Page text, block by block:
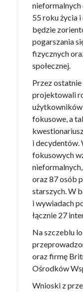
nieformalnych
55 roku życia
będzie
pogarszania
fizycznych
społecznej.
Przez
projektowali
fokusowe, a
i decydentów.
fokusowych
oraz 87 osób
starszych. W
i wywiadach
łącznie 27
Na szczeblu
oraz firmę
Ośrodków
Wnioski z